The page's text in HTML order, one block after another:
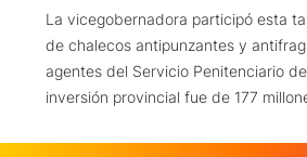
La vicegobernadora participó esta
de chalecos antipunzantes y
agentes del Servicio Penitenciario
inversión provincial fue de 177